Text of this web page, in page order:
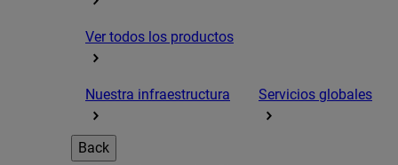
Ver todos los productos
Nuestra infraestructura Servicios globales
Back